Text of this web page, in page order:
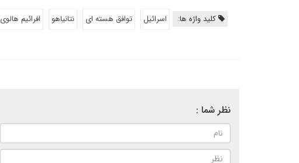
کلید واژه ها: اسرائیل توافق هسته ای نتانیاهو افرائیم هالوی
نظر شما :